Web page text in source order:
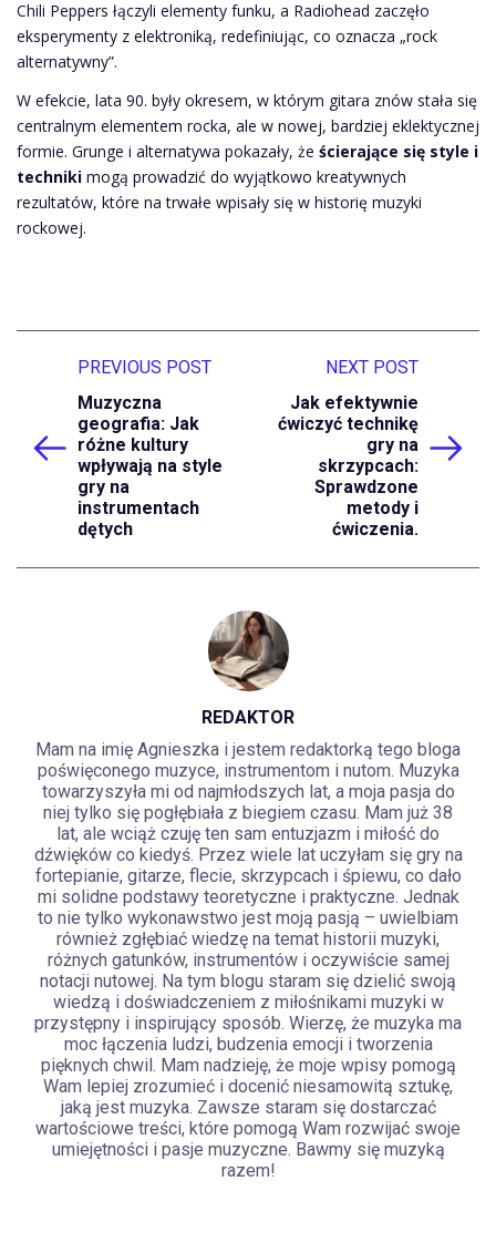
Chili Peppers łączyli elementy funku, a Radiohead zaczęło
eksperymenty z elektroniką, redefiniując, co oznacza „rock
alternatywny”.
W efekcie, lata 90. były okresem, w którym gitara znów stała się
centralnym elementem rocka, ale w nowej, bardziej eklektycznej
formie. Grunge i alternatywa pokazały, że ścierające się style i
techniki mogą prowadzić do wyjątkowo kreatywnych
rezultatów, które na trwałe wpisały się w historię muzyki
rockowej.
PREVIOUS POST
Muzyczna
geografia: Jak
różne kultury
wpływają na style
gry na
instrumentach
dętych
NEXT POST
Jak efektywnie
ćwiczyć technikę
gry na
skrzypcach:
Sprawdzone
metody i
ćwiczenia.
REDAKTOR
Mam na imię Agnieszka i jestem redaktorką tego bloga
poświęconego muzyce, instrumentom i nutom. Muzyka
towarzyszyła mi od najmłodszych lat, a moja pasja do
niej tylko się pogłębiała z biegiem czasu. Mam już 38
lat, ale wciąż czuję ten sam entuzjazm i miłość do
dźwięków co kiedyś. Przez wiele lat uczyłam się gry na
fortepianie, gitarze, flecie, skrzypcach i śpiewu, co dało
mi solidne podstawy teoretyczne i praktyczne. Jednak
to nie tylko wykonawstwo jest moją pasją – uwielbiam
również zgłębiać wiedzę na temat historii muzyki,
różnych gatunków, instrumentów i oczywiście samej
notacji nutowej. Na tym blogu staram się dzielić swoją
wiedzą i doświadczeniem z miłośnikami muzyki w
przystępny i inspirujący sposób. Wierzę, że muzyka ma
moc łączenia ludzi, budzenia emocji i tworzenia
pięknych chwil. Mam nadzieję, że moje wpisy pomogą
Wam lepiej zrozumieć i docenić niesamowitą sztukę,
jaką jest muzyka. Zawsze staram się dostarczać
wartościowe treści, które pomogą Wam rozwijać swoje
umiejętności i pasje muzyczne. Bawmy się muzyką
razem!